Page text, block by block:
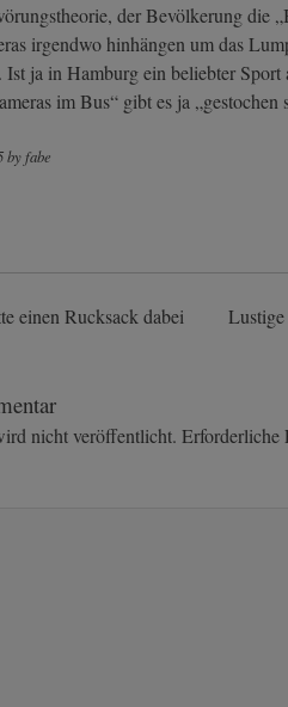
der Bevölkerung die
irgendwo hinhängen um das
Ist ja in Hamburg ein beliebter
im Bus“ gibt es ja „gestochen
by fabe
einen Rucksack dabei
Lustige
nicht veröffentlicht. Erforderliche